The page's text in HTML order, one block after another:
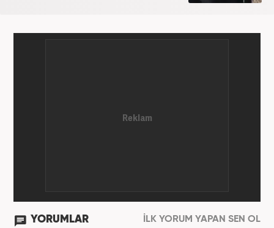
YORUMLAR İLK YORUM YAPAN SEN OL